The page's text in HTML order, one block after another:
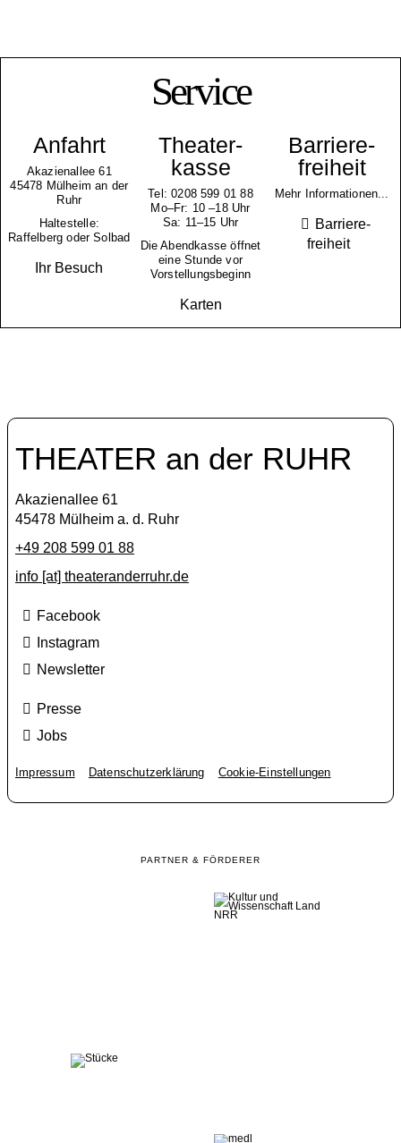
Service
Anfahrt
Akazienallee 61
45478 Mülheim an der
Ruhr
Haltestelle:
Raffelberg oder Solbad
Ihr Besuch
Theater­
kasse
Tel: 0208 599 01 88
Mo–Fr: 10 –18 Uhr
Sa: 11–15 Uhr
Die Abendkasse öffnet
eine Stunde vor
Vorstellungsbeginn
Karten
Barriere­
freiheit
Mehr Informationen...
Barriere­
freiheit
THEATER an der RUHR
Akazienallee 61
45478 Mülheim a. d. Ruhr
+49 208 599 01 88
info [​at​] theateranderruhr.de
Facebook
Instagram
Newsletter
Presse
Jobs
Impressum Datenschutzerklärung Cookie-Einstellungen
PARTNER & FÖRDERER